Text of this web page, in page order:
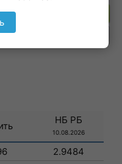
на рассылку
НБ РБ
10.08.2026
2.9484